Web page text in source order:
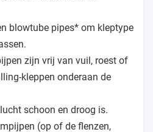
blowtube pipes* om kleptype
zijn vrij van vuil, roest of
kleppen onderaan de
schoon en droog is.
(op of de flenzen,